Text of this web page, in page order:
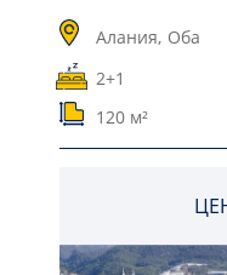
Алания, Оба
2+1
120 м²